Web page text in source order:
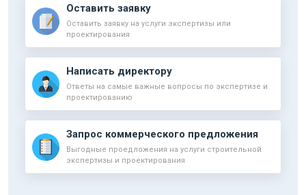
Оставить заявку
Оставить заявку на услуги экспертизы или
проектирования
Написать директору
Ответы на самые важные вопросы по экспертизе и
проектированию
Запрос коммерческого предложения
Выгодные проедложения на услуги строительной
экспертизы и проектирования